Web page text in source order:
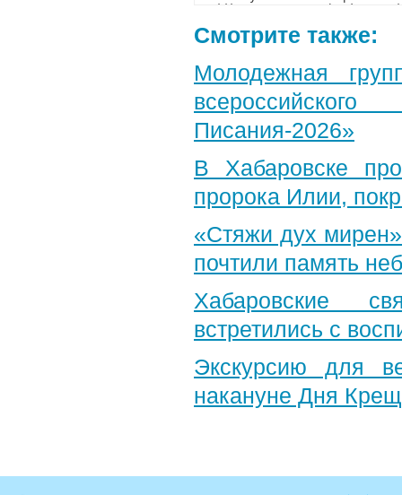
Смотрите также:
Молодежная
Писания-2026»
В Хабаровске
пророка Илии,
«Стяжи дух
почтили память
Хабаровские
встретились с
Экскурсию для
накануне Дня